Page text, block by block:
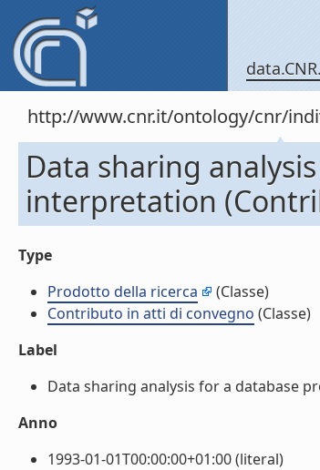
http://www.cnr.it/ontology/cnr/
Data sharing
interpretation
Type
Prodotto della ricerca
(Classe)
Contributo in atti di convegno (Classe)
Label
Data sharing analysis for a database
Anno
1993-01-01T00:00:00+01:00 (literal)